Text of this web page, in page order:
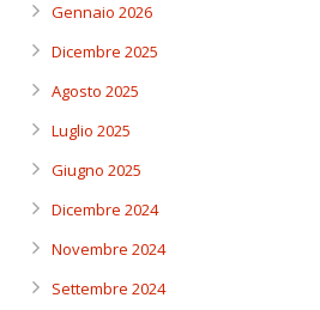
Gennaio 2026
Dicembre 2025
Agosto 2025
Luglio 2025
Giugno 2025
Dicembre 2024
Novembre 2024
Settembre 2024